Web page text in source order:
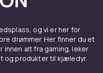
og vi er her for
drømmer. Her finner du et
alt fra gaming, leker
og produkter til kjæledyr.